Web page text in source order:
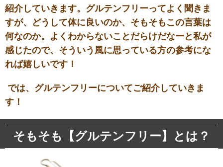
紹介していきます。グルテンフリーってよく聞きま
すが、どうして体に良いのか、そもそもこの言葉は
何なのか。よくわからないことだらけだなーと私が
感じたので、そういう風に思っている方の参考にな
れば嬉しいです！
では、グルテンフリーについてご紹介していきま
す！
そもそも【グルテンフリー】とは？